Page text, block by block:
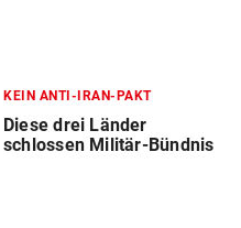
KEIN ANTI-IRAN-PAKT
Diese drei Länder
schlossen Militär-Bündnis